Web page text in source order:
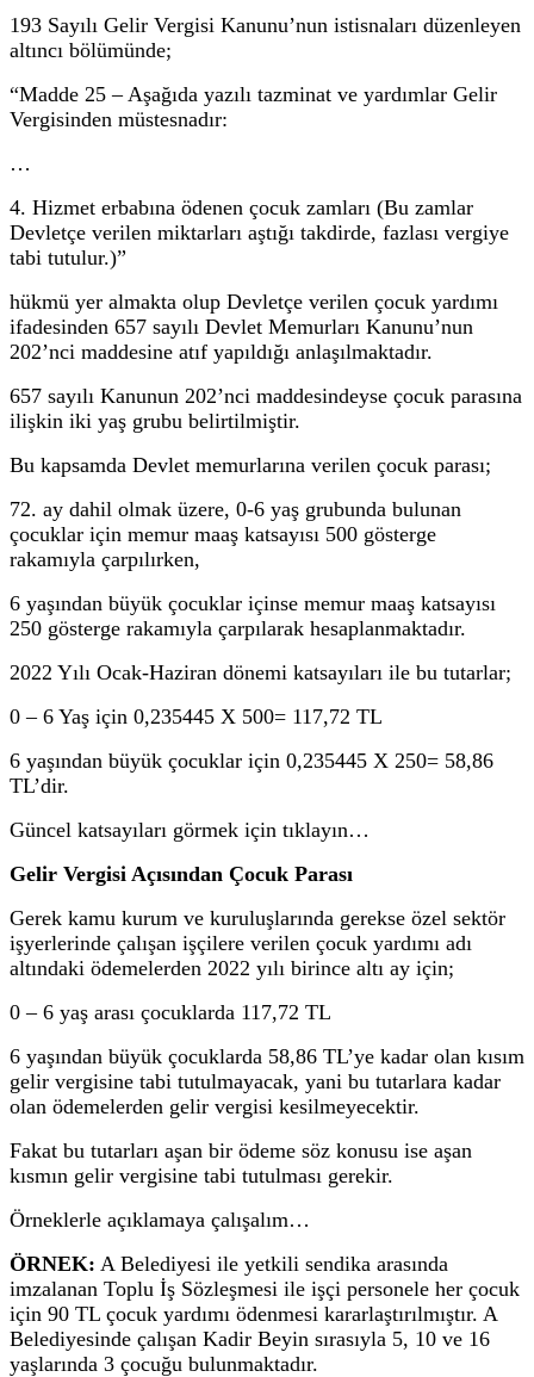
193 Sayılı Gelir Vergisi Kanunu’nun istisnaları düzenleyen
altıncı bölümünde;
“Madde 25 – Aşağıda yazılı tazminat ve yardımlar Gelir
Vergisinden müstesnadır:
…
4. Hizmet erbabına ödenen çocuk zamları (Bu zamlar
Devletçe verilen miktarları aştığı takdirde, fazlası vergiye
tabi tutulur.)”
hükmü yer almakta olup Devletçe verilen çocuk yardımı
ifadesinden 657 sayılı Devlet Memurları Kanunu’nun
202’nci maddesine atıf yapıldığı anlaşılmaktadır.
657 sayılı Kanunun 202’nci maddesindeyse çocuk parasına
ilişkin iki yaş grubu belirtilmiştir.
Bu kapsamda Devlet memurlarına verilen çocuk parası;
72. ay dahil olmak üzere, 0-6 yaş grubunda bulunan
çocuklar için memur maaş katsayısı 500 gösterge
rakamıyla çarpılırken,
6 yaşından büyük çocuklar içinse memur maaş katsayısı
250 gösterge rakamıyla çarpılarak hesaplanmaktadır.
2022 Yılı Ocak-Haziran dönemi katsayıları ile bu tutarlar;
0 – 6 Yaş için 0,235445 X 500= 117,72 TL
6 yaşından büyük çocuklar için 0,235445 X 250= 58,86
TL’dir.
Güncel katsayıları görmek için tıklayın…
Gelir Vergisi Açısından Çocuk Parası
Gerek kamu kurum ve kuruluşlarında gerekse özel sektör
işyerlerinde çalışan işçilere verilen çocuk yardımı adı
altındaki ödemelerden 2022 yılı birince altı ay için;
0 – 6 yaş arası çocuklarda 117,72 TL
6 yaşından büyük çocuklarda 58,86 TL’ye kadar olan kısım
gelir vergisine tabi tutulmayacak, yani bu tutarlara kadar
olan ödemelerden gelir vergisi kesilmeyecektir.
Fakat bu tutarları aşan bir ödeme söz konusu ise aşan
kısmın gelir vergisine tabi tutulması gerekir.
Örneklerle açıklamaya çalışalım…
ÖRNEK: A Belediyesi ile yetkili sendika arasında
imzalanan Toplu İş Sözleşmesi ile işçi personele her çocuk
için 90 TL çocuk yardımı ödenmesi kararlaştırılmıştır. A
Belediyesinde çalışan Kadir Beyin sırasıyla 5, 10 ve 16
yaşlarında 3 çocuğu bulunmaktadır.